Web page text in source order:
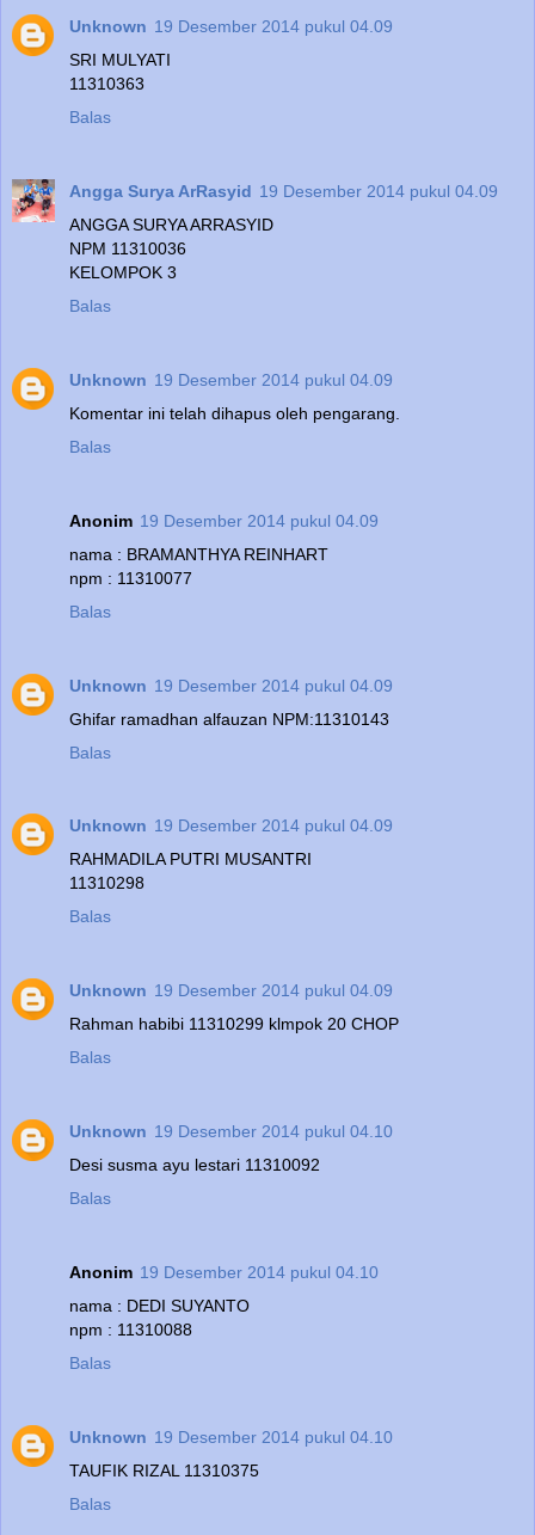
Unknown 19 Desember 2014 pukul 04.09
SRI MULYATI
11310363
Balas
Angga Surya ArRasyid 19 Desember 2014 pukul 04.09
ANGGA SURYA ARRASYID
NPM 11310036
KELOMPOK 3
Balas
Unknown 19 Desember 2014 pukul 04.09
Komentar ini telah dihapus oleh pengarang.
Balas
Anonim 19 Desember 2014 pukul 04.09
nama : BRAMANTHYA REINHART
npm : 11310077
Balas
Unknown 19 Desember 2014 pukul 04.09
Ghifar ramadhan alfauzan NPM:11310143
Balas
Unknown 19 Desember 2014 pukul 04.09
RAHMADILA PUTRI MUSANTRI
11310298
Balas
Unknown 19 Desember 2014 pukul 04.09
Rahman habibi 11310299 klmpok 20 CHOP
Balas
Unknown 19 Desember 2014 pukul 04.10
Desi susma ayu lestari 11310092
Balas
Anonim 19 Desember 2014 pukul 04.10
nama : DEDI SUYANTO
npm : 11310088
Balas
Unknown 19 Desember 2014 pukul 04.10
TAUFIK RIZAL 11310375
Balas